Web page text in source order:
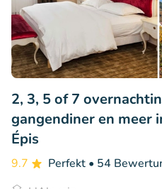
2, 3, 5 of 7
gangendiner en meer
Épis
9.7 Perfekt • 54